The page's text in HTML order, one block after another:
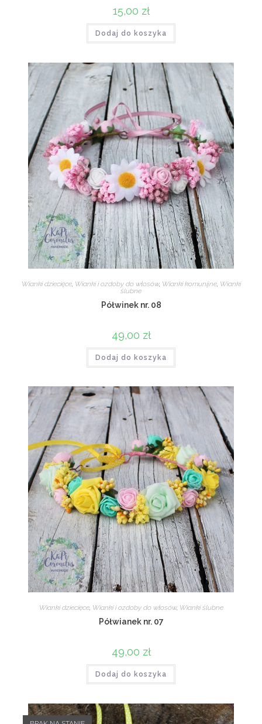
15,00 zł
Dodaj do koszyka
Wianki dziecięce, Wianki i ozdoby do włosów, Wianki komunijne, Wianki
ślubne
Półwinek nr. 08
49,00 zł
Dodaj do koszyka
Wianki dziecięce, Wianki i ozdoby do włosów, Wianki ślubne
Półwianek nr. 07
49,00 zł
Dodaj do koszyka